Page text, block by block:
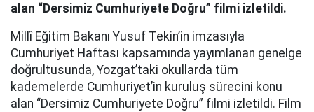
alan “Dersimiz Cumhuriyete Doğru” filmi izletildi.
Millî Eğitim Bakanı Yusuf Tekin’in imzasıyla
Cumhuriyet Haftası kapsamında yayımlanan genelge
doğrultusunda, Yozgat’taki okullarda tüm
kademelerde Cumhuriyet’in kuruluş sürecini konu
alan “Dersimiz Cumhuriyete Doğru” filmi izletildi. Film